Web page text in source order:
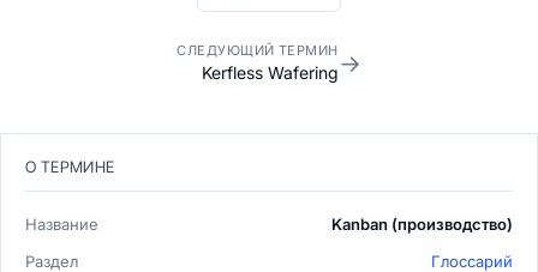
СЛЕДУЮЩИЙ ТЕРМИН
Kerfless Wafering→
О ТЕРМИНЕ
Название
Kanban (производство)
Раздел
Глоссарий